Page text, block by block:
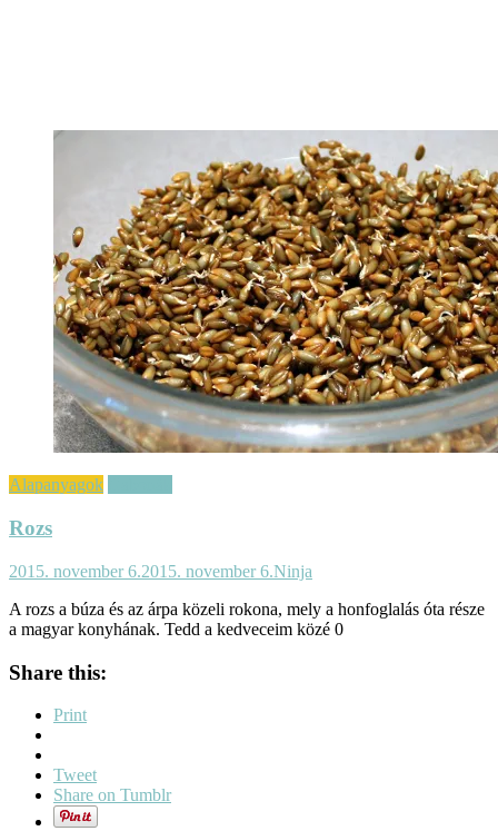
Alapanyagok
Rozs
2015. november 6.2015. november 6.Ninja
A rozs a búza és az árpa közeli rokona, mely a honfoglalás óta része
a magyar konyhának. Tedd a kedveceim közé 0
Share this:
Print
Tweet
Share on Tumblr